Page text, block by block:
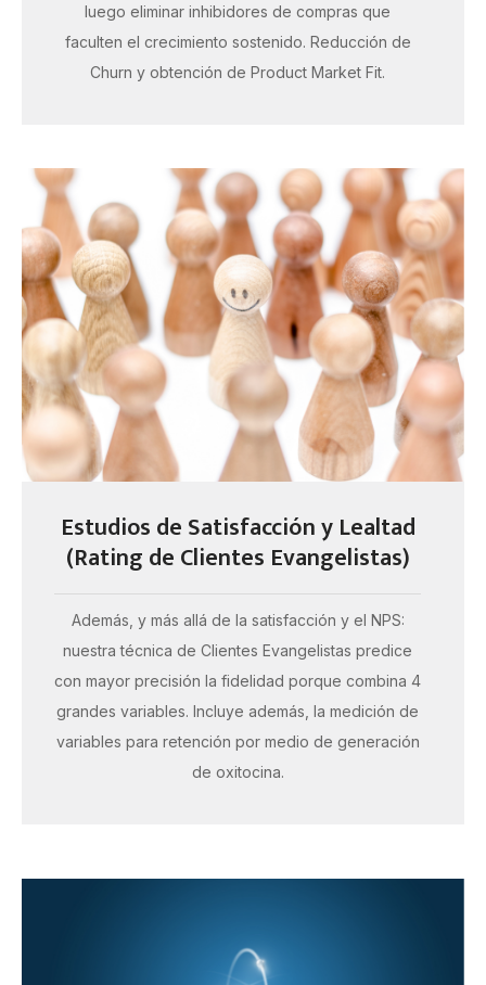
luego eliminar inhibidores de compras que
faculten el crecimiento sostenido. Reducción de
Churn y obtención de Product Market Fit.
Estudios de Satisfacción y Lealtad
(Rating de Clientes Evangelistas)
Además, y más allá de la satisfacción y el NPS:
nuestra técnica de Clientes Evangelistas predice
con mayor precisión la fidelidad porque combina 4
grandes variables. Incluye además, la medición de
variables para retención por medio de generación
de oxitocina.